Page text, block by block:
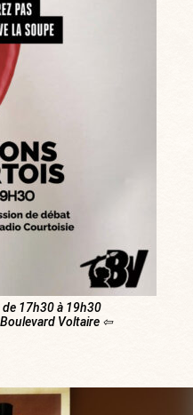
17h30 à 19h30
Voltaire ⇦